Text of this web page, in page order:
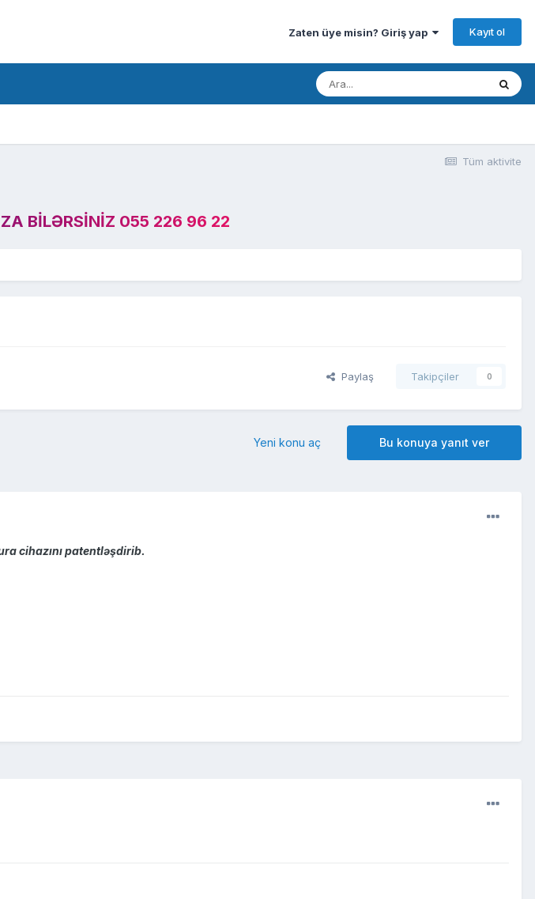
Zaten üye misin? Giriş yap Kayıt ol
Tüm aktivite
BILƏRSINIZ 055 226 96 22
Paylaş Takipçiler 0
Bu konuya yanıt ver
Yeni konu aç
cihazını patentləşdirib.